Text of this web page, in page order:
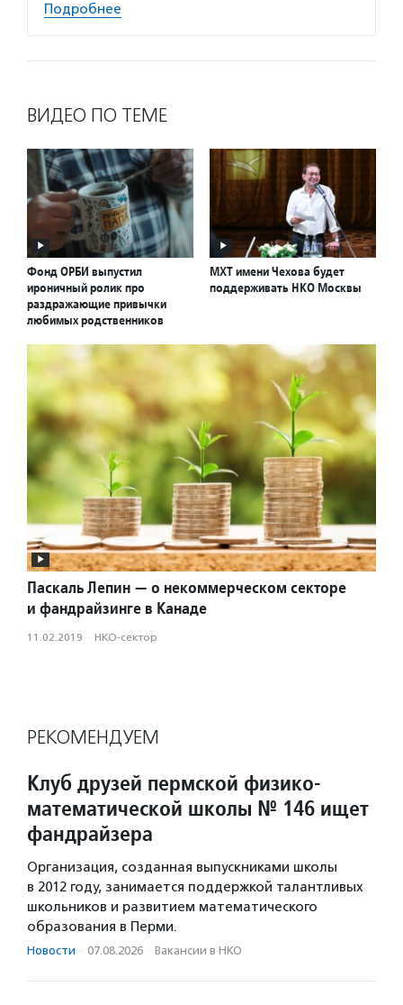
Подробнее
ВИДЕО ПО ТЕМЕ
Фонд ОРБИ выпустил
ироничный ролик про
раздражающие привычки
любимых родственников
МХТ имени Чехова будет
поддерживать НКО Москвы
Паскаль Лепин — о некоммерческом секторе
и фандрайзинге в Канаде
11.02.2019 · НКО-сектор
РЕКОМЕНДУЕМ
Клуб друзей пермской физико-
математической школы № 146 ищет
фандрайзера
Организация, созданная выпускниками школы
в 2012 году, занимается поддержкой талантливых
школьников и развитием математического
образования в Перми.
Новости · 07.08.2026 · Вакансии в НКО